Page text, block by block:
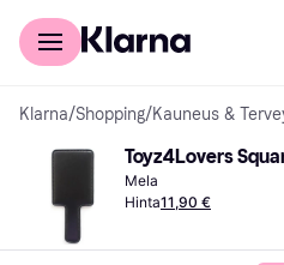
Kuluttajille
Klarna/Shopping/Kauneus &
Toyz4Lovers
Mela
Hinta11,90 €